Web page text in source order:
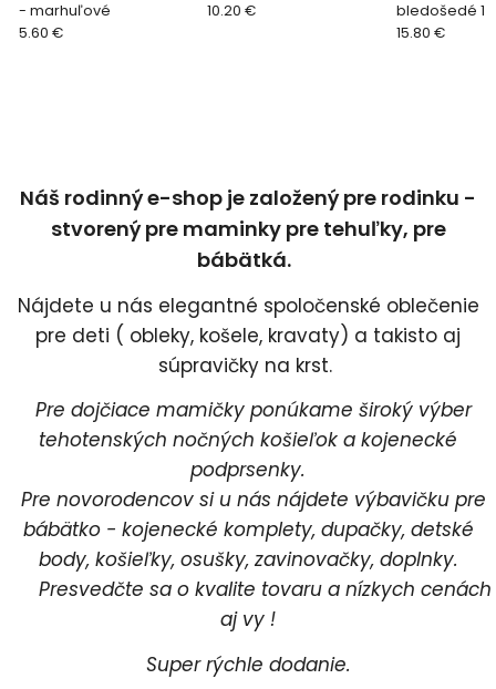
- marhuľové
5.60 €
10.20 €
bledošedé
15.80 €
Náš rodinný e-shop je založený pre rodinku -
stvorený pre maminky pre tehuľky, pre
bábätká.
Nájdete u nás elegantné spoločenské oblečenie
pre deti ( obleky, košele, kravaty) a takisto aj
súpravičky na krst.
Pre dojčiace mamičky ponúkame široký výber
tehotenských nočných košieľok a kojenecké
podprsenky.
Pre novorodencov si u nás nájdete výbavičku pre
bábätko - kojenecké komplety, dupačky, detské
body, košieľky, osušky, zavinovačky, doplnky.
Presvedčte sa o kvalite tovaru a nízkych cenách
aj vy !
Super rýchle dodanie.